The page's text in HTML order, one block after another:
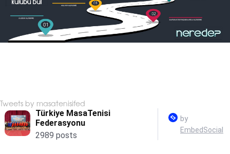
Tweets by masatenisifed